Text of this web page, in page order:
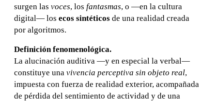
surgen lasvoces, losfantasmas, o —en la cultura
digital— losecos sintéticos de una realidad creada
por algoritmos.
Definición fenomenológica.
La alucinación auditiva —y en especial la verbal—
constituye unavivencia perceptiva sin objeto real,
impuesta con fuerza de realidad exterior, acompañada
de pérdida del sentimiento de actividad y de una